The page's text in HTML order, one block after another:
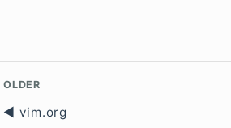
OLDER
vim.org